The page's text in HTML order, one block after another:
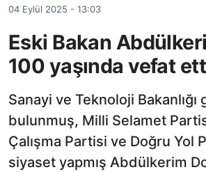
04 Eylül 2025 - 13:03
Eski Bakan
100 yaşında vefat
Sanayi ve Teknoloji Bakanlığı
bulunmuş, Milli Selamet
Çalışma Partisi ve Doğru Yol
siyaset yapmış Abdülkerim